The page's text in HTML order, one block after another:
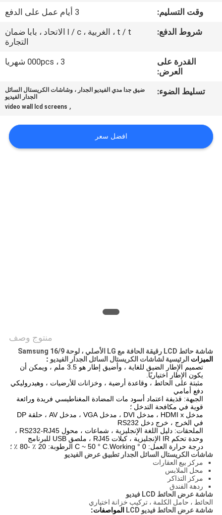
اتصل
CASE
وقت التسليم:
3 أيام عمل على الدفع
شروط الدفع:
t / t ، الغربية ، l / c الاتحاد ، بابا ضمان
التجارة
القدرة على
العرض:
3 ، 000pcs شهريا
تسليط الضوء:
ضيق جدا مدي الفيديو الجدار ، وشاشات الكريستال السائل
الجدار الفيديو
,
video wall lcd screens
افضل سعر
منتوج وصف
شاشة حائط LCD رقيقة الحافة مع LG الأصلي ، لوحة Samsung 16/9
الميزات الرئيسية لشاشات الكريستال السائل الجدار الفيديو :
تصميم الإطار الضيق للغاية ، وأضيق إطار هو 3.5 ملم ، ويمكن أن
يكون الإطار اختياريًا.
مثبتة على الحائط ، وقاعدة أرضية ، وخزانات للأرضيات ، وهيدروليكي
دفع أمامي
الجبهة: قذيفة اعتماد أسود مات المضادة المغناطيسي فريدة ورائعة
قوية في مكافحة التدخل ؛
مدخل HDMI x ، مدخل DVI ، مدخل VGA ، مدخل AV ، حلقة DP
في الخرج ، خرج دخل RS232
الملحقات: دليل اللغة الإنجليزية ، شماعات ، محول RS232-RJ45 ،
وحدة تحكم IR الإنجليزية ، كبلات RJ45 ، ملصق USB للبرنامج
درجة حرارة العمل: 0 ° C ~ 50 ° C.Working الرطوبة: 20 ٪ -80 ٪ ؛
شاشات الكريستال السائل الجدار تطبيق عرض الفيديو
مركز بيع العقارات
محل الملابس
مركز التذاكر
ردهة الفندق
شاشة عرض الحائط LCD فيديو
الحائط ، حامل الكلمة ، تركيب خزانة اختياري
شاشة عرض الحائط فيديو LCD
المواصفات: